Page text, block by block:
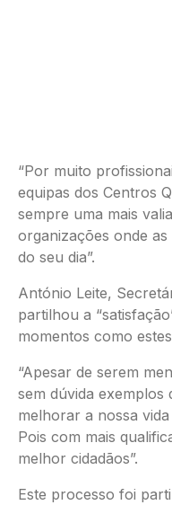
“Por muito
equipas dos Centros
sempre uma mais
organizações onde
do seu dia”.
António Leite,
partilhou a
momentos como
“Apesar de serem
sem dúvida
melhorar a nossa
Pois com mais
melhor cidadãos”.
Este processo foi